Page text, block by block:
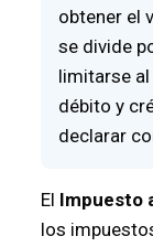
obtener el
se divide
limitarse
débito y
declarar
El Impuesto
los